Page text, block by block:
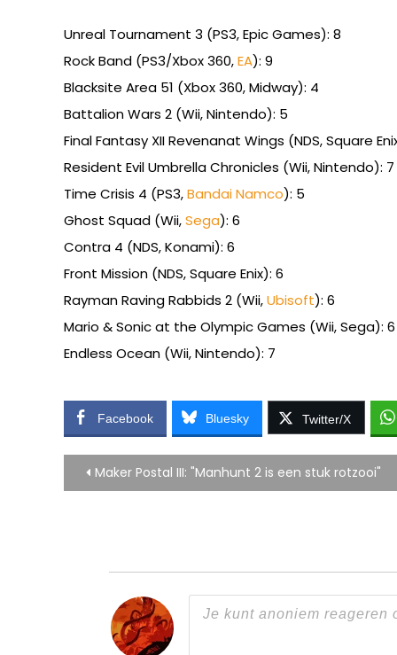
Unreal Tournament 3 (PS3, Epic Games): 8
Rock Band (PS3/Xbox 360,EA): 9
Blacksite Area 51 (Xbox 360, Midway): 4
Battalion Wars 2 (Wii, Nintendo): 5
Final Fantasy XII Revenanat Wings (NDS, Square
Resident Evil Umbrella Chronicles (Wii, Nintendo): 7
Time Crisis 4 (PS3,Bandai Namco): 5
Ghost Squad (Wii,Sega): 6
Contra 4 (NDS, Konami): 6
Front Mission (NDS, Square Enix): 6
Rayman Raving Rabbids 2 (Wii,Ubisoft): 6
Mario & Sonic at the Olympic Games (Wii, Sega): 6
Endless Ocean (Wii, Nintendo): 7
Facebook Bluesky Twitter/X
Bericht
Maker Postal III: "Manhunt 2 is een stuk rotzooi"